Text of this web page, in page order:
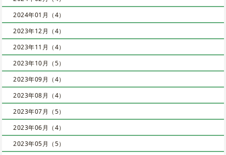
2024年01月（4）
2023年12月（4）
2023年11月（4）
2023年10月（5）
2023年09月（4）
2023年08月（4）
2023年07月（5）
2023年06月（4）
2023年05月（5）